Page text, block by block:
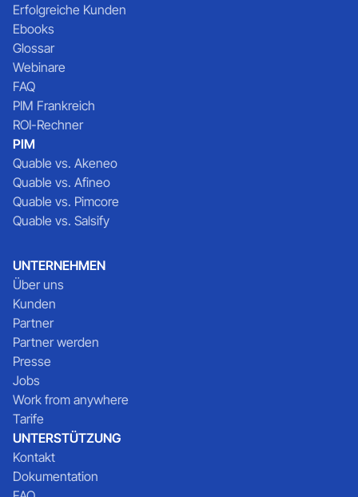
Erfolgreiche Kunden
Ebooks
Glossar
Webinare
FAQ
PIM Frankreich
ROI-Rechner
PIM
Quable vs. Akeneo
Quable vs. Afineo
Quable vs. Pimcore
Quable vs. Salsify
UNTERNEHMEN
Über uns
Kunden
Partner
Partner werden
Presse
Jobs
Work from anywhere
Tarife
UNTERSTÜTZUNG
Kontakt
Dokumentation